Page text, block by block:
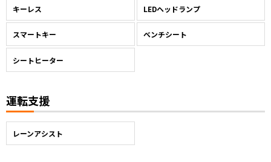
キーレス LEDヘッドランプ
スマートキー ベンチシート
シートヒーター
運転支援
レーンアシスト